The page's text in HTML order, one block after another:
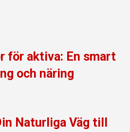
för aktiva: En smart
och näring
Naturliga Väg till